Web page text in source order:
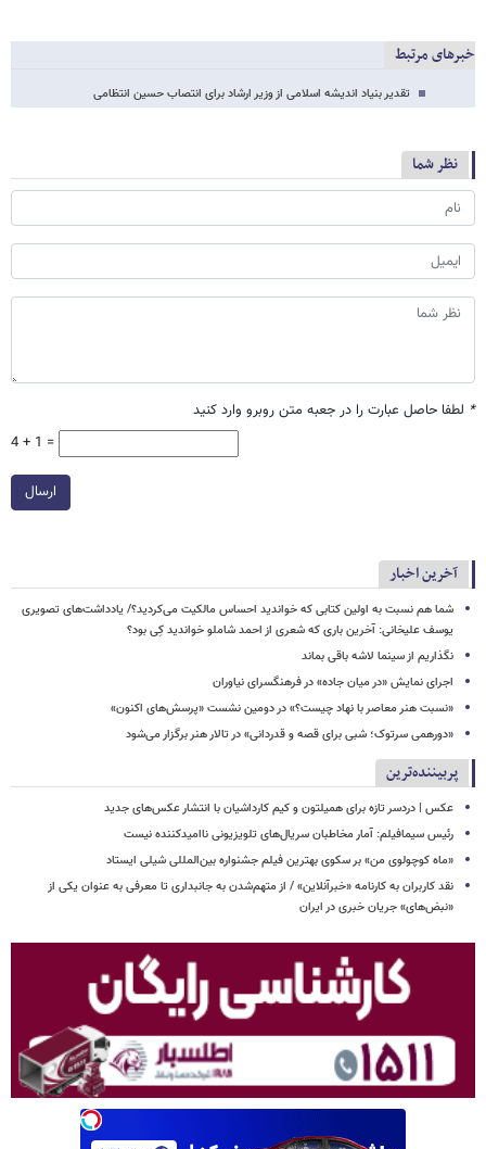
خبرهای مرتبط
تقدیر بنیاد اندیشه اسلامی از وزیر ارشاد برای انتصاب حسین انتظامی
نظر شما
* لطفا حاصل عبارت را در جعبه متن روبرو وارد کنید
4 + 1 =
ارسال
آخرین اخبار
شما هم نسبت به اولین کتابی که خواندید احساس مالکیت می‌کردید؟/ یادداشت‌های تصویری
یوسف علیخانی: آخرین باری که شعری از احمد شاملو خواندید کِی بود؟
نگذاریم از سینما لاشه باقی بماند
اجرای نمایش «در میان جاده» در فرهنگسرای نیاوران
«نسبت هنر معاصر با نهاد چیست؟» در دومین نشست «پرسش‌های اکنون»
«دورهمی سرتوک؛ شبی برای قصه و قدردانی» در تالار هنر برگزار می‌شود
پربیننده‌ترین
عکس | دردسر تازه برای همیلتون و کیم کارداشیان با انتشار عکس‌های جدید
رئیس سیمافیلم: آمار مخاطبان سریال‌های تلویزیونی ناامیدکننده نیست
«ماه کوچولوی من» بر سکوی بهترین فیلم جشنواره بین‌المللی شیلی ایستاد
نقد کاربران به کارنامه «خبرآنلاین» / از متهم‌شدن به جانبداری تا معرفی به عنوان یکی از
«نبض‌های» جریان خبری در ایران